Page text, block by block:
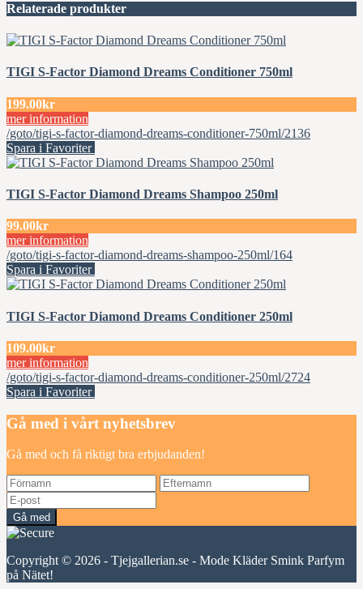
Relaterade produkter
TIGI S-Factor Diamond Dreams Conditioner 750ml
199.00kr
mer information
/goto/tigi-s-factor-diamond-dreams-conditioner-750ml/2136
Spara i Favoriter
TIGI S-Factor Diamond Dreams Shampoo 250ml
99.00kr
mer information
/goto/tigi-s-factor-diamond-dreams-shampoo-250ml/164
Spara i Favoriter
TIGI S-Factor Diamond Dreams Conditioner 250ml
109.00kr
mer information
/goto/tigi-s-factor-diamond-dreams-conditioner-250ml/2724
Spara i Favoriter
Gå med i vårt nyhetsbrev
Gå med och få riktigt bra erbjudanden!
Gå med
Copyright © 2026 - Tjejgallerian.se - Mode Kläder Smink Parfym
på Nätet!